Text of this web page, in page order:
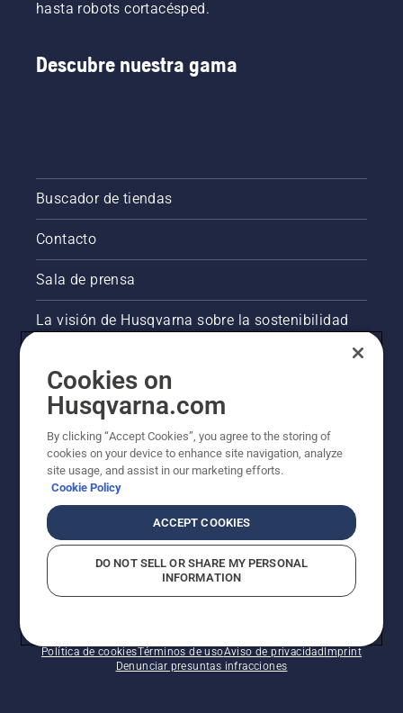
hasta robots cortacésped.
Descubre nuestra gama
Buscador de tiendas
Contacto
Sala de prensa
La visión de Husqvarna sobre la sostenibilidad
Otros sitios de Husqvarna
© Husqvarna AB (publ). Todos los derechos
Política de cookiesTérminos de usoAviso de privacidadImprint
Denunciar presuntas infracciones
Cookies on
Husqvarna.com
By clicking “Accept Cookies”, you agree to the storing of
cookies on your device to enhance site navigation, analyze
site usage, and assist in our marketing efforts.
Cookie Policy
ACCEPT COOKIES
DO NOT SELL OR SHARE MY PERSONAL
INFORMATION